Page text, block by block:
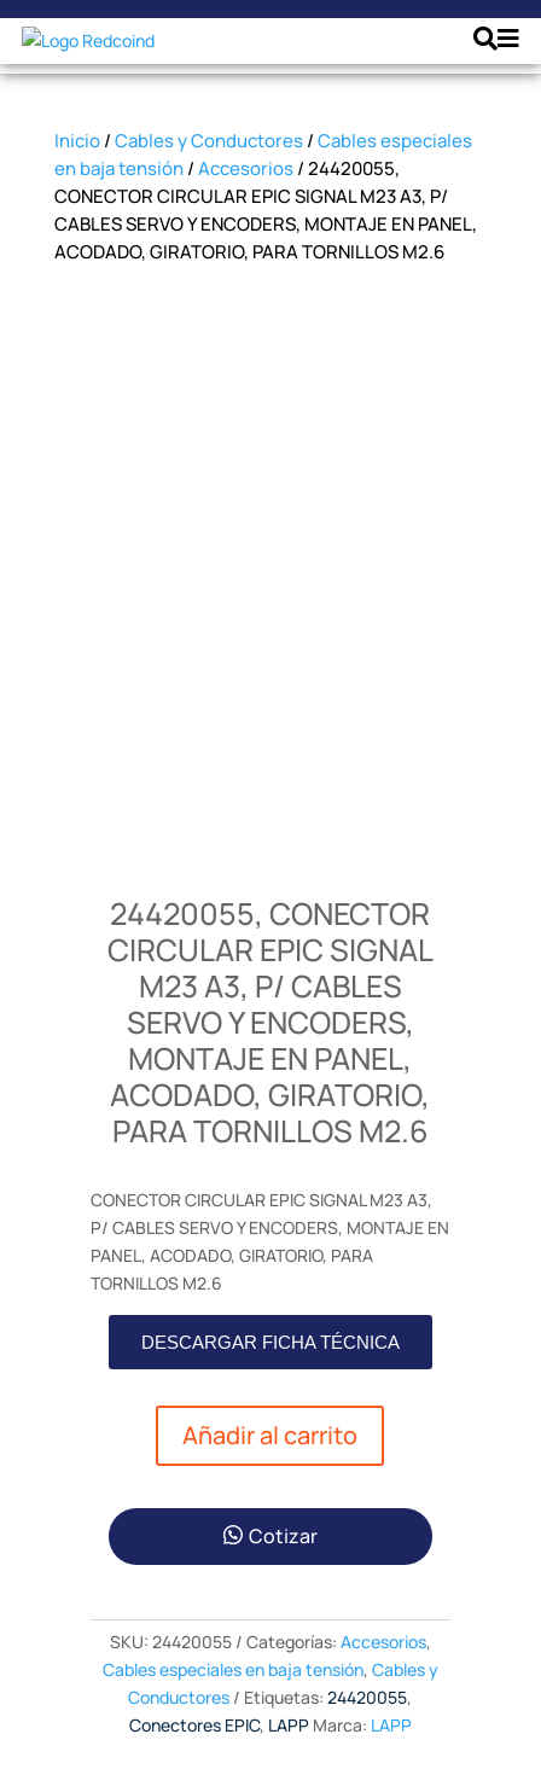
Inicio/Cables y Conductores/Cables especiales
en baja tensión/Accesorios/ 24420055,
CONECTOR CIRCULAR EPIC SIGNAL M23 A3, P/
CABLES SERVO Y ENCODERS, MONTAJE EN PANEL,
ACODADO, GIRATORIO, PARA TORNILLOS M2.6
24420055, CONECTOR
CIRCULAR EPIC SIGNAL
M23 A3, P/ CABLES
SERVO Y ENCODERS,
MONTAJE EN PANEL,
ACODADO, GIRATORIO,
PARA TORNILLOS M2.6
CONECTOR CIRCULAR EPIC SIGNAL M23 A3,
P/ CABLES SERVO Y ENCODERS, MONTAJE EN
PANEL, ACODADO, GIRATORIO, PARA
TORNILLOS M2.6
DESCARGAR FICHA TÉCNICA
Añadir al carrito
Cotizar
SKU: 24420055 Categorías: Accesorios,
Cables especiales en baja tensión, Cables y
Conductores
Etiquetas:24420055,
Conectores EPIC, LAPP Marca: LAPP